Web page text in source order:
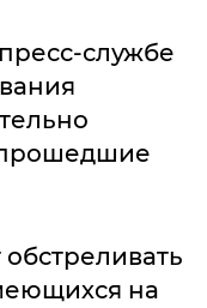
службе
прошедшие
на